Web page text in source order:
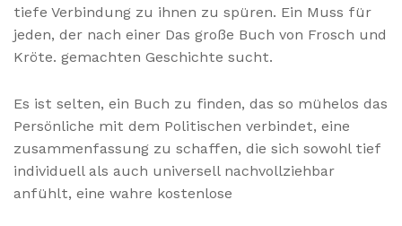
tiefe Verbindung zu ihnen zu spüren. Ein Muss für
jeden, der nach einer Das große Buch von Frosch und
Kröte. gemachten Geschichte sucht.
Es ist selten, ein Buch zu finden, das so mühelos das
Persönliche mit dem Politischen verbindet, eine
zusammenfassung zu schaffen, die sich sowohl tief
individuell als auch universell nachvollziehbar
anfühlt, eine wahre kostenlose